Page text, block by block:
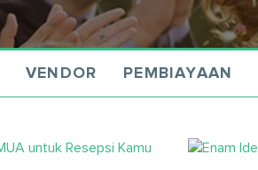
VENDOR PEMBIAYAAN